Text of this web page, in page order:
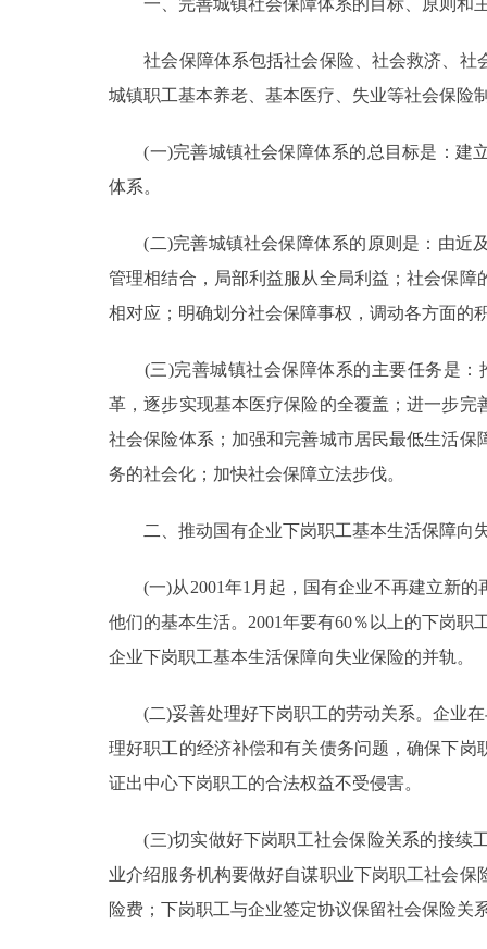
ESPAÑOL
一、完善城镇社会保障体系的目标、原则和
社会保障体系包括社会保险、社会救济、社
城镇职工基本养老、基本医疗、失业等社会保险
(一)完善城镇社会保障体系的总目标是：建立
体系。
(二)完善城镇社会保障体系的原则是：由近及
管理相结合，局部利益服从全局利益；社会保
相对应；明确划分社会保障事权，调动各方面的
(三)完善城镇社会保障体系的主要任务是：
革，逐步实现基本医疗保险的全覆盖；进一步
社会保险体系；加强和完善城市居民最低生活
务的社会化；加快社会保障立法步伐。
二、推动国有企业下岗职工基本生活保障向
(一)从2001年1月起，国有企业不再建立新的
他们的基本生活。2001年要有60％以上的下岗
企业下岗职工基本生活保障向失业保险的并轨。
(二)妥善处理好下岗职工的劳动关系。企业在
理好职工的经济补偿和有关债务问题，确保下
证出中心下岗职工的合法权益不受侵害。
(三)切实做好下岗职工社会保险关系的接续工
业介绍服务机构要做好自谋职业下岗职工社会
险费；下岗职工与企业签定协议保留社会保险关